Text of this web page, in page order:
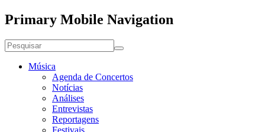
Primary Mobile Navigation
Música
Agenda de Concertos
Notícias
Análises
Entrevistas
Reportagens
Festivais